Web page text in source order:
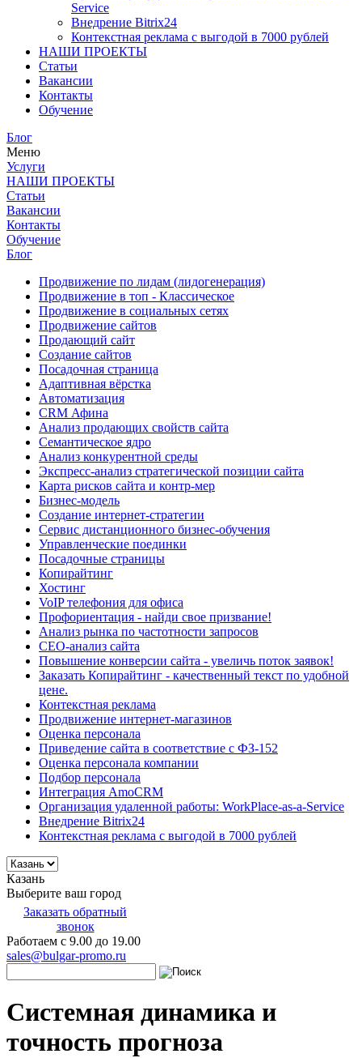
Service
Внедрение Bitrix24
Контекстная реклама с выгодой в 7000 рублей
НАШИ ПРОЕКТЫ
Статьи
Вакансии
Контакты
Обучение
Блог
Меню
Услуги
НАШИ ПРОЕКТЫ
Статьи
Вакансии
Контакты
Обучение
Блог
Продвижение по лидам (лидогенерация)
Продвижение в топ - Классическое
Продвижение в социальных сетях
Продвижение сайтов
Продающий сайт
Создание сайтов
Посадочная страница
Адаптивная вёрстка
Автоматизация
CRM Афина
Анализ продающих свойств сайта
Семантическое ядро
Анализ конкурентной среды
Экспресс-анализ стратегической позиции сайта
Карта рисков сайта и контр-мер
Бизнес-модель
Создание интернет-стратегии
Сервис дистанционного бизнес-обучения
Управленческие поединки
Посадочные страницы
Копирайтинг
Хостинг
VoIP телефония для офиса
Профориентация - найди свое призвание!
Анализ рынка по частотности запросов
СЕО-анализ сайта
Повышение конверсии сайта - увеличь поток заявок!
Заказать Копирайтинг - качественный текст по удобной
цене.
Контекстная реклама
Продвижение интернет-магазинов
Оценка персонала
Приведение сайта в соответствие с ФЗ-152
Оценка персонала компании
Подбор персонала
Интеграция AmoCRM
Организация удаленной работы: WorkPlace-as-a-Service
Внедрение Bitrix24
Контекстная реклама с выгодой в 7000 рублей
Казань
Выберите ваш город
Заказать обратный
звонок
Работаем с 9.00 до 19.00
sales@bulgar-promo.ru
Системная динамика и
точность прогноза